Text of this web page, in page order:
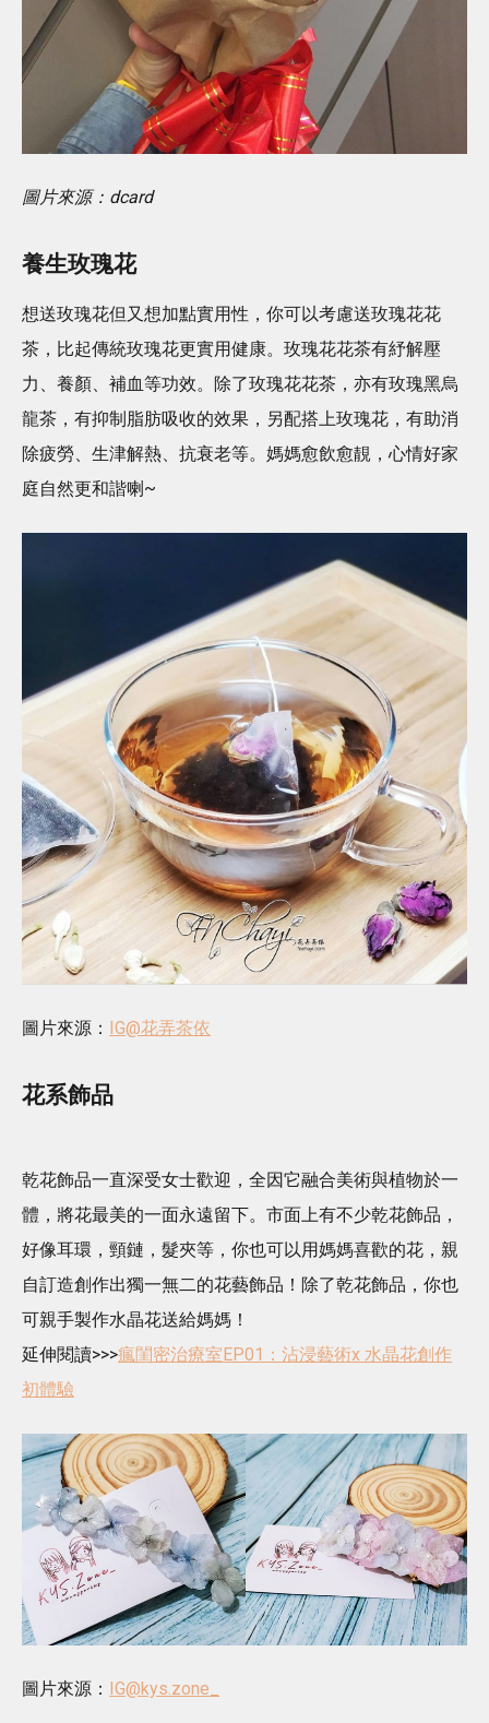
圖片來源：dcard
養生玫瑰花
想送玫瑰花但又想加點實用性，你可以考慮送玫瑰花花
茶，比起傳統玫瑰花更實用健康。玫瑰花花茶有紓解壓
力、養顏、補血等功效。除了玫瑰花花茶，亦有⁣玫瑰黑烏
龍茶⁣⁣，有抑制脂肪吸收的效果，另配搭上玫瑰花，有助消
除疲勞、生津解熱、抗衰老等。媽媽愈飲愈靚，心情好家
庭自然更和諧喇~
圖片來源： IG@花弄茶依
花系飾品
乾花飾品一直深受女士歡迎，全因它融合美術與植物於一
體，將花最美的一面永遠留下。市面上有不少乾花飾品，
好像耳環，頸鏈，髮夾等，你也可以用媽媽喜歡的花，親
自訂造創作出獨一無二的花藝飾品！除了乾花飾品，你也
可親手製作水晶花送給媽媽！
延伸閱讀>>>瘋閨密治療室EP01：沾浸藝術x 水晶花創作
初體驗
圖片來源： IG@kys.zone_